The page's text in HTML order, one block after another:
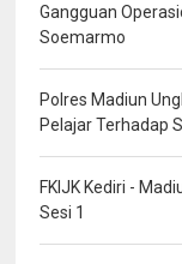
Gangguan
Soemarmo
Polres Madiun
Pelajar Terhadap
FKIJK Kediri -
Sesi 1